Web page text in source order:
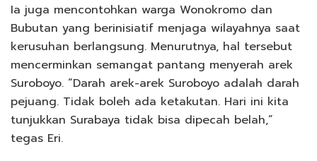
Ia juga mencontohkan warga Wonokromo dan
Bubutan yang berinisiatif menjaga wilayahnya saat
kerusuhan berlangsung. Menurutnya, hal tersebut
mencerminkan semangat pantang menyerah arek
Suroboyo. “Darah arek-arek Suroboyo adalah darah
pejuang. Tidak boleh ada ketakutan. Hari ini kita
tunjukkan Surabaya tidak bisa dipecah belah,”
tegas Eri.